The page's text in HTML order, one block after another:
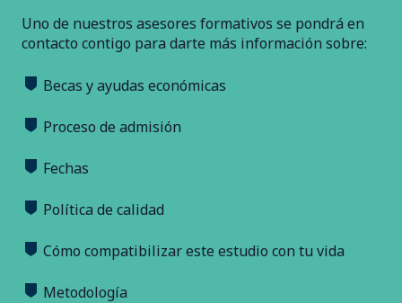
Uno de nuestros asesores formativos se pondrá en
contacto contigo para darte más información sobre:
Becas y ayudas económicas
Proceso de admisión
Fechas
Política de calidad
Cómo compatibilizar este estudio con tu vida
Metodología